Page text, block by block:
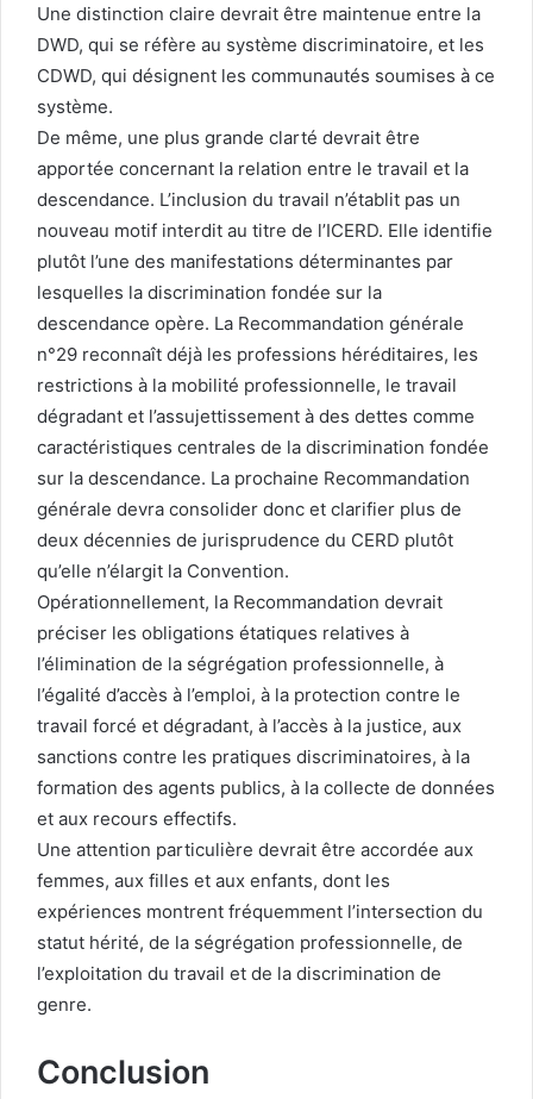
Une distinction claire devrait être maintenue entre la
DWD, qui se réfère au système discriminatoire, et les
CDWD, qui désignent les communautés soumises à ce
système.
De même, une plus grande clarté devrait être
apportée concernant la relation entre le travail et la
descendance. L’inclusion du travail n’établit pas un
nouveau motif interdit au titre de l’ICERD. Elle identifie
plutôt l’une des manifestations déterminantes par
lesquelles la discrimination fondée sur la
descendance opère. La Recommandation générale
n°29 reconnaît déjà les professions héréditaires, les
restrictions à la mobilité professionnelle, le travail
dégradant et l’assujettissement à des dettes comme
caractéristiques centrales de la discrimination fondée
sur la descendance. La prochaine Recommandation
générale devra consolider donc et clarifier plus de
deux décennies de jurisprudence du CERD plutôt
qu’elle n’élargit la Convention.
Opérationnellement, la Recommandation devrait
préciser les obligations étatiques relatives à
l’élimination de la ségrégation professionnelle, à
l’égalité d’accès à l’emploi, à la protection contre le
travail forcé et dégradant, à l’accès à la justice, aux
sanctions contre les pratiques discriminatoires, à la
formation des agents publics, à la collecte de données
et aux recours effectifs.
Une attention particulière devrait être accordée aux
femmes, aux filles et aux enfants, dont les
expériences montrent fréquemment l’intersection du
statut hérité, de la ségrégation professionnelle, de
l’exploitation du travail et de la discrimination de
genre.
Conclusion